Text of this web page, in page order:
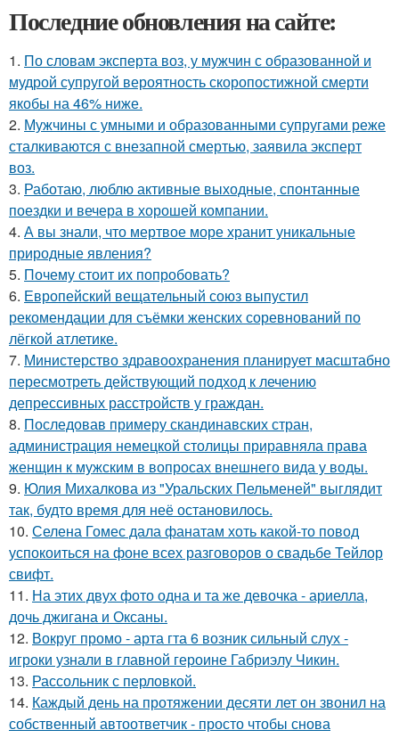
Последние обновления на сайте:
1. По словам эксперта воз, у мужчин с образованной и
мудрой супругой вероятность скоропостижной смерти
якобы на 46% ниже.
2. Мужчины с умными и образованными супругами реже
сталкиваются с внезапной смертью, заявила эксперт
воз.
3. Работаю, люблю активные выходные, спонтанные
поездки и вечера в хорошей компании.
4. А вы знали, что мертвое море хранит уникальные
природные явления?
5. Почему стоит их попробовать?
6. Европейский вещательный союз выпустил
рекомендации для съёмки женских соревнований по
лёгкой атлетике.
7. Министерство здравоохранения планирует масштабно
пересмотреть действующий подход к лечению
депрессивных расстройств у граждан.
8. Последовав примеру скандинавских стран,
администрация немецкой столицы приравняла права
женщин к мужским в вопросах внешнего вида у воды.
9. Юлия Михалкова из "Уральских Пельменей" выглядит
так, будто время для неё остановилось.
10. Селена Гомес дала фанатам хоть какой-то повод
успокоиться на фоне всех разговоров о свадьбе Тейлор
свифт.
11. На этих двух фото одна и та же девочка - ариелла,
дочь джигана и Оксаны.
12. Вокруг промо - арта гта 6 возник сильный слух -
игроки узнали в главной героине Габриэлу Чикин.
13. Рассольник с перловкой.
14. Каждый день на протяжении десяти лет он звонил на
собственный автоответчик - просто чтобы снова